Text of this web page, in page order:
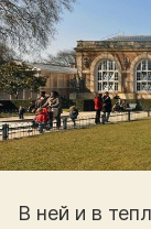
В ней и в